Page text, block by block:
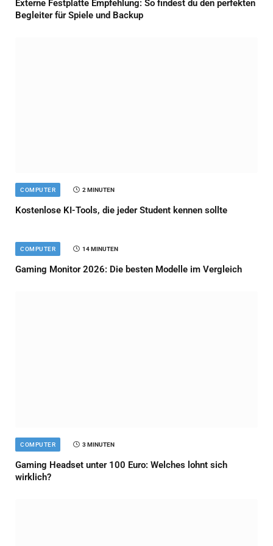
Externe Festplatte Empfehlung: So findest du den perfekten
Begleiter für Spiele und Backup
COMPUTER 2 MINUTEN
Kostenlose KI-Tools, die jeder Student kennen sollte
COMPUTER 14 MINUTEN
Gaming Monitor 2026: Die besten Modelle im Vergleich
COMPUTER 3 MINUTEN
Gaming Headset unter 100 Euro: Welches lohnt sich
wirklich?